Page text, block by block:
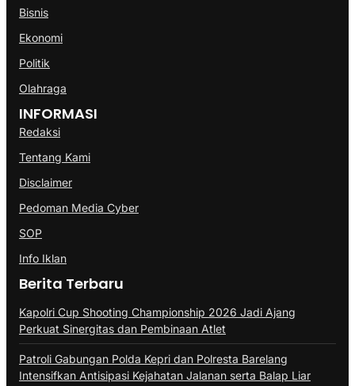
Bisnis
Ekonomi
Politik
Olahraga
INFORMASI
Redaksi
Tentang Kami
Disclaimer
Pedoman Media Cyber
SOP
Info Iklan
Berita Terbaru
Kapolri Cup Shooting Championship 2026 Jadi Ajang
Perkuat Sinergitas dan Pembinaan Atlet
Patroli Gabungan Polda Kepri dan Polresta Barelang
Intensifkan Antisipasi Kejahatan Jalanan serta Balap Liar